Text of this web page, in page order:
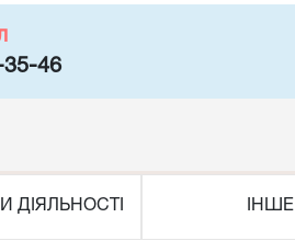
35-46
ДІЯЛЬНОСТІ ІНШЕ